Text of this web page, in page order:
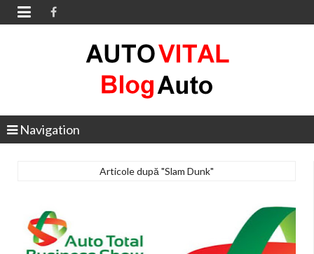

Navigation
Articole după "Slam Dunk"